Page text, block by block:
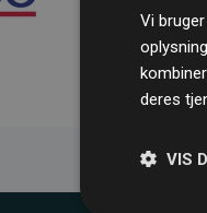
gennemsnit
CO₂-
Vi
deres
VIS